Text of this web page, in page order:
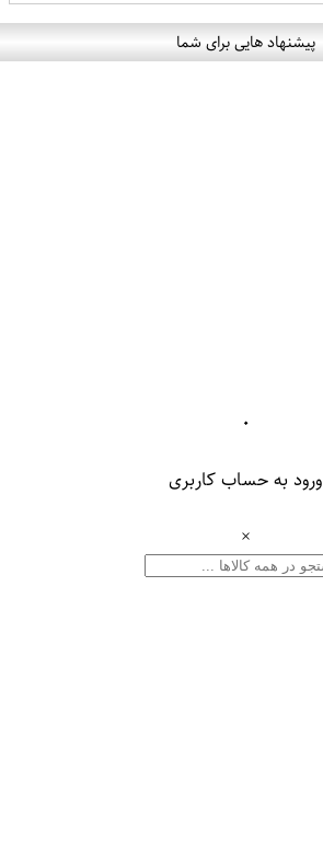
پیشنهاد هایی برای شما
۰
ورود به حساب کاربری
×